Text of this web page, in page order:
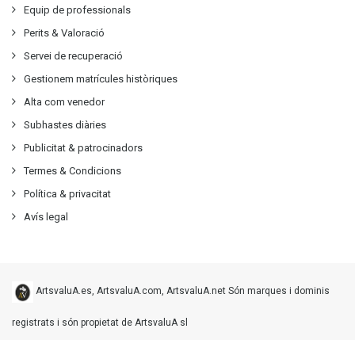
Equip de professionals
Perits & Valoració
Servei de recuperació
Gestionem matrícules històriques
Alta com venedor
Subhastes diàries
Publicitat & patrocinadors
Termes & Condicions
Política & privacitat
Avís legal
ArtsvaluA.es, ArtsvaluA.com, ArtsvaluA.net Són marques i dominis
registrats i són propietat de ArtsvaluA sl